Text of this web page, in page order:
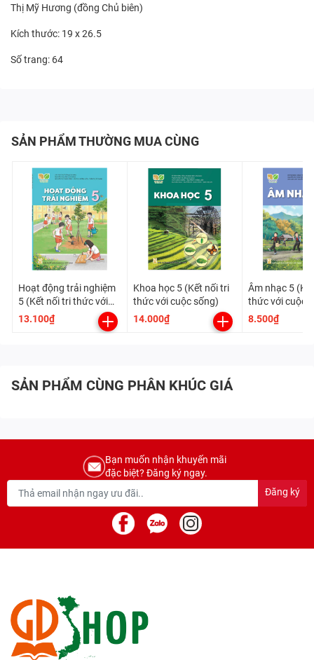
Thị Mỹ Hương (đồng Chủ biên)
Kích thước: 19 x 26.5
Số trang: 64
SẢN PHẨM THƯỜNG MUA CÙNG
Hoạt động trải nghiệm
5 (Kết nối tri thức với
cuộc sống)
13.100₫
Khoa học 5 (Kết nối tri
thức với cuộc sống)
14.000₫
Âm nhạc 5
thức với cuộc
8.500₫
SẢN PHẨM CÙNG PHÂN KHÚC GIÁ
Bạn muốn nhận khuyến mãi
đặc biệt? Đăng ký ngay.
Đăng ký